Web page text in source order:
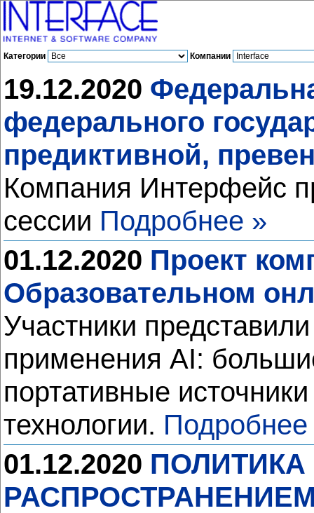
Категории Компании
19.12.2020
федерального
предиктивной,
Компания Интерфейс
сессии Подробнее »
01.12.2020 Проект
Образовательном
Участники
применения AI:
портативные
технологии. Подробнее
01.12.2020
РАСПРОСТРАНЕНИЕМ